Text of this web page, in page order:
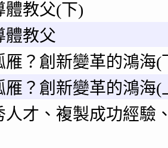
體教父(下)
體教父
雁？創新變革的鴻海(
雁？創新變革的鴻海(
人才、複製成功經驗